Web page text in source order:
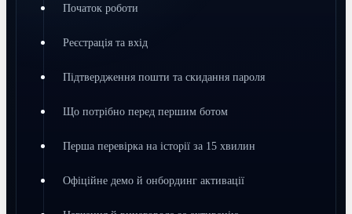
Початок роботи
Реєстрація та вхід
Підтвердження пошти та скидання пароля
Що потрібно перед першим ботом
Перша перевірка на історії за 15 хвилин
Офіційне демо й онбординг активації